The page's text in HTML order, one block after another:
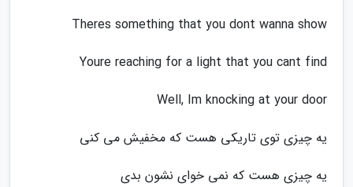
Theres something that you dont wanna show
Youre reaching for a light that you cant find
Well, Im knocking at your door
یه چیزی توی تاریکی هست که مخفیش می کنی
یه چیزی هست که نمی خوای نشون بدی